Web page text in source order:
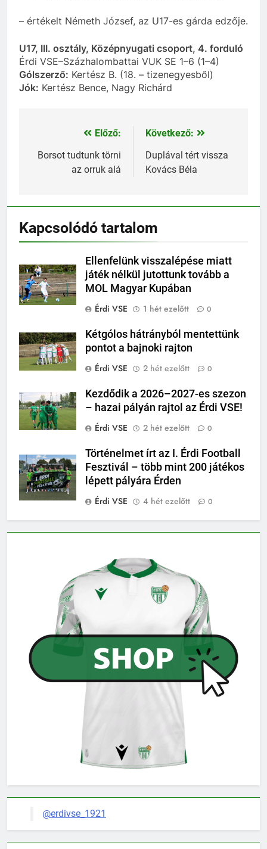
– értékelt Németh József, az U17-es gárda edzője.
U17, III. osztály, Középnyugati csoport, 4. forduló
Érdi VSE–Százhalombattai VUK SE 1–6 (1–4)
Gólszerző: Kertész B. (18. – tizenegyesből)
Jók: Kertész Bence, Nagy Richárd
Bejegyzés
navigáció
Előző:
Borsot tudtunk törni
az orruk alá
Következő:
Duplával tért vissza
Kovács Béla
Kapcsolódó tartalom
Ellenfelünk visszalépése miatt
játék nélkül jutottunk tovább a
MOL Magyar Kupában
Érdi VSE
1 hét ezelőtt 0
Kétgólos hátrányból mentettünk
pontot a bajnoki rajton
Érdi VSE
2 hét ezelőtt 0
Kezdődik a 2026–2027-es szezon
– hazai pályán rajtol az Érdi VSE!
Érdi VSE
2 hét ezelőtt 0
Történelmet írt az I. Érdi Football
Fesztivál – több mint 200 játékos
lépett pályára Érden
Érdi VSE
4 hét ezelőtt 0
@erdivse_1921